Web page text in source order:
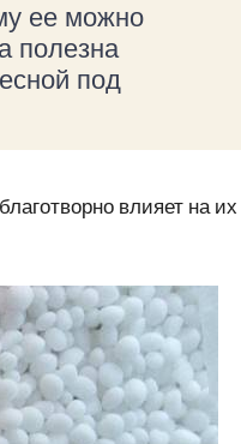
ее можно
полезна
под
влияет на их